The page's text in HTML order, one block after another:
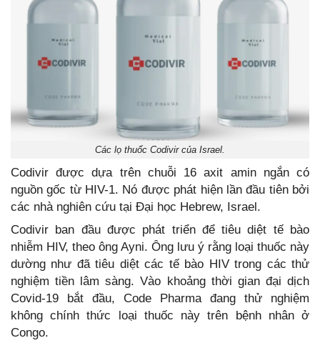
Các lọ thuốc Codivir của Israel.
Codivir được dựa trên chuỗi 16 axit amin ngắn có
nguồn gốc từ HIV-1. Nó được phát hiện lần đầu tiên bởi
các nhà nghiên cứu tại Đại học Hebrew, Israel.
Codivir ban đầu được phát triển để tiêu diệt tế bào
nhiễm HIV, theo ông Ayni. Ông lưu ý rằng loại thuốc này
dường như đã tiêu diệt các tế bào HIV trong các thử
nghiệm tiền lâm sàng. Vào khoảng thời gian đại dịch
Covid-19 bắt đầu, Code Pharma đang thử nghiệm
không chính thức loại thuốc này trên bệnh nhân ở
Congo.